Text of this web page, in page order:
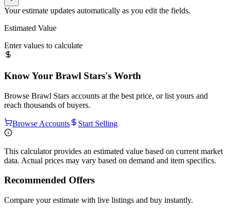
Your estimate updates automatically as you edit the fields.
Estimated Value
Enter values to calculate
Know Your Brawl Stars's Worth
Browse Brawl Stars accounts at the best price, or list yours and
reach thousands of buyers.
Browse Accounts Start Selling
This calculator provides an estimated value based on current market
data. Actual prices may vary based on demand and item specifics.
Recommended Offers
Compare your estimate with live listings and buy instantly.